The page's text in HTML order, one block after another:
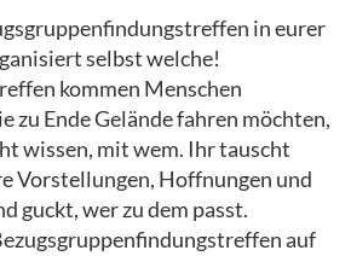
in eurer
selbst welche!
kommen Menschen
zu Ende Gelände fahren möchten,
wissen, mit wem. Ihr tauscht
Vorstellungen, Hoffnungen und
guckt, wer zu dem passt.
auf